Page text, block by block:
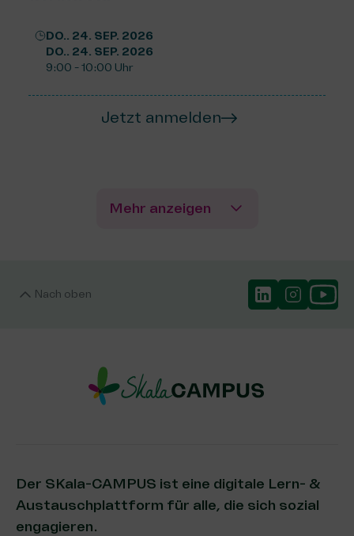
DO.. 24. SEP. 2026
DO.. 24. SEP. 2026
9:00 - 10:00 Uhr
Jetzt anmelden
Mehr anzeigen
Nach oben
Der SKala-CAMPUS ist eine digitale Lern- &
Austauschplattform für alle, die sich sozial
engagieren.